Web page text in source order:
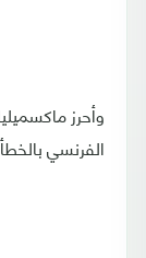
وأحرز
الفرنسي